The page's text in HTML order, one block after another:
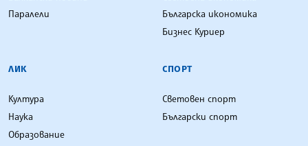
Паралели
Българска икономика
Бизнес Куриер
ЛИК
Култура
Наука
Образование
СПОРТ
Световен спорт
Български спорт